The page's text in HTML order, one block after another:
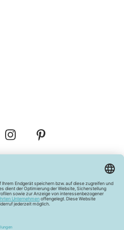
Vertrag widerrufen